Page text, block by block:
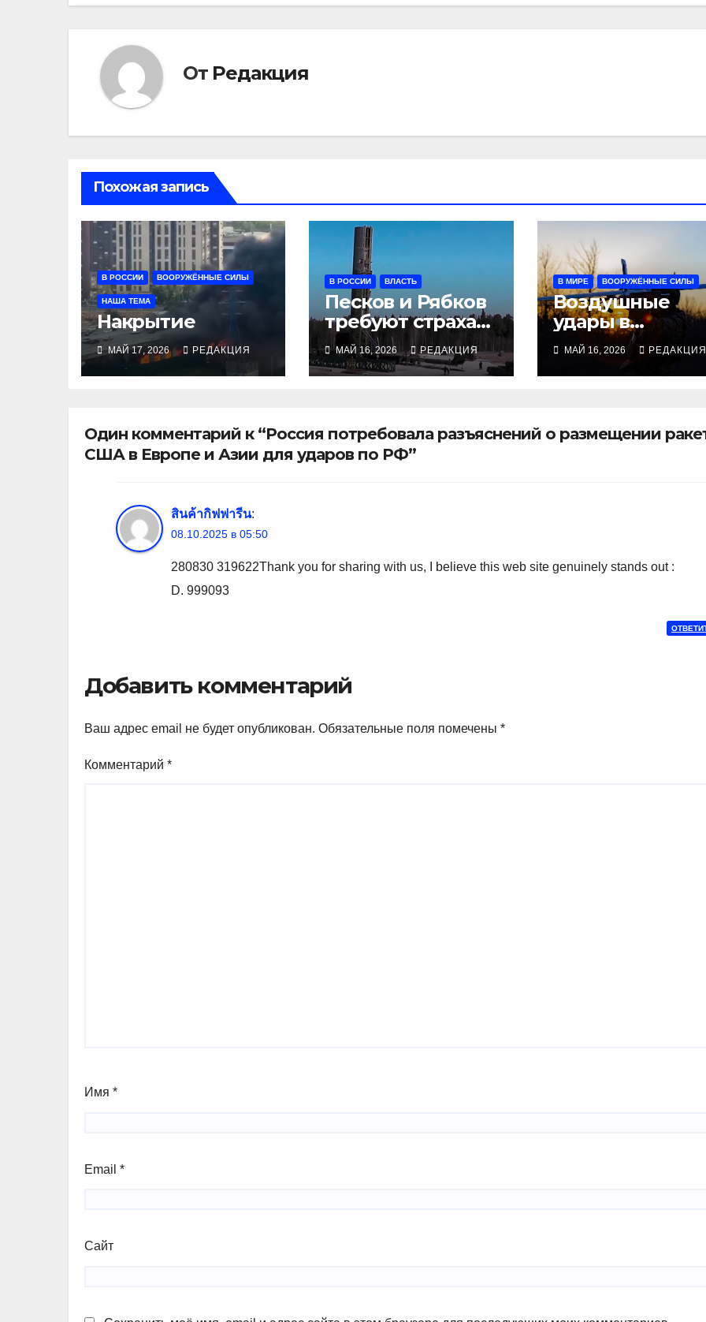
От Редакция
Похожая запись
В РОССИИ ВООРУЖЁННЫЕ СИЛЫ
НАША ТЕМА
Накрытие
МАЙ 17, 2026 РЕДАКЦИЯ
В РОССИИ ВЛАСТЬ
Песков и Рябков
требуют страха
перед
«Сарматом»
МАЙ 16, 2026 РЕДАКЦИЯ
В МИРЕ ВООРУЖЁННЫЕ СИЛЫ
Воздушные
удары в
Запорожье
ы с боями за
МАЙ 16, 2026 РЕДАКЦИЯ
Один комментарий к “Россия потребовала разъяснений о размещении
США в Европе и Азии для ударов по РФ”
สินค้ากิฟฟารีน:
08.10.2025 в 05:50
280830 319622Thank you for sharing with us, I believe this web site genuinely stands out :
D. 999093
Добавить комментарий
Ваш адрес email не будет опубликован. Обязательные поля помечены *
Комментарий *
Имя *
Email *
Сайт